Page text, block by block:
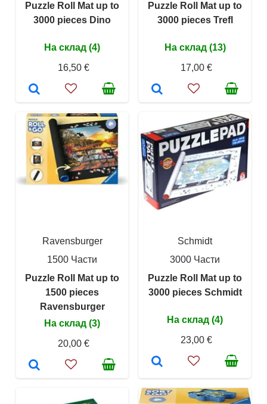
Puzzle Roll Mat up to
3000 pieces Dino
На склад (4)
16,50 €
Puzzle Roll Mat up to
3000 pieces Trefl
На склад (13)
17,00 €
Ravensburger
1500 Части
Puzzle Roll Mat up to
1500 pieces
Ravensburger
На склад (3)
20,00 €
Schmidt
3000 Части
Puzzle Roll Mat up to
3000 pieces Schmidt
На склад (4)
23,00 €